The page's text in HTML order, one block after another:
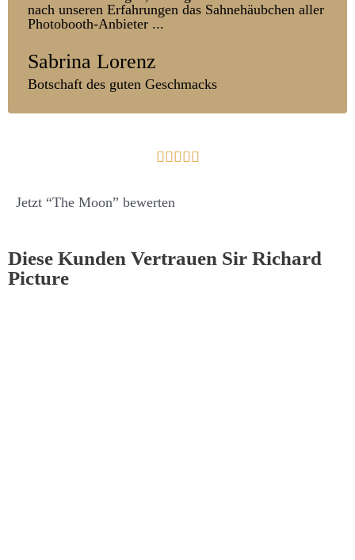
nach unseren Er­fahr­ungen das Sahn­ehäub­chen aller
Photo­booth-Anbieter ...
Sabrina Lorenz
Botschaft des guten Geschmacks
    
Jetzt “The Moon” bewerten
Diese Kunden Vertrauen Sir Richard
Picture